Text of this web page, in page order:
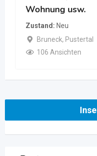
Wohnung usw.
Zustand
Neu
Bruneck, Pustertal
106 Ansichten